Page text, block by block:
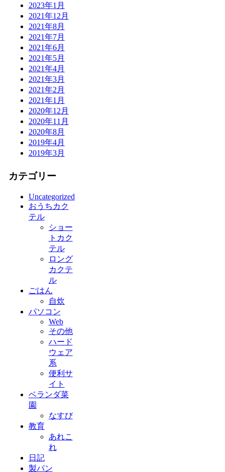
2023年1月
2021年12月
2021年8月
2021年7月
2021年6月
2021年5月
2021年4月
2021年3月
2021年2月
2021年1月
2020年12月
2020年11月
2020年8月
2019年4月
2019年3月
カテゴリー
Uncategorized
おうちカク
テル
ショー
トカク
テル
ロング
カクテ
ル
ごはん
自炊
パソコン
Web
その他
ハード
ウェア
系
便利サ
イト
ベランダ菜
園
なすび
教育
あれこ
れ
日記
製パン